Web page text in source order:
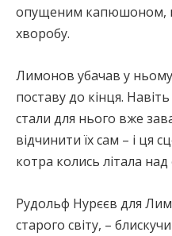
опущеним капюшоном,
хворобу.
Лимонов убачав у
поставу до кінця.
стали для нього вже
відчинити їх сам – і ця
котра колись літала
Рудольф Нурєєв для
старого світу, –